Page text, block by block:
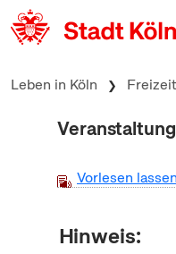
zum Inhalt springen
Leben in Köln
Vorlesen lassen
Hinweis: